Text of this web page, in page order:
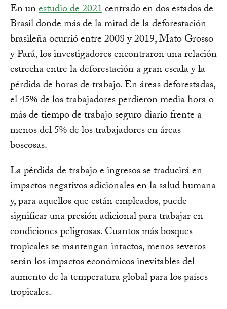
En unestudio de 2021centrado en dos estados de
Brasil donde más de la mitad de la deforestación
brasileña ocurrió entre 2008 y 2019, Mato Grosso
y Pará, los investigadores encontraron una relación
estrecha entre la deforestación a gran escala y la
pérdida de horas de trabajo. En áreas deforestadas,
el 45% de los trabajadores perdieron media hora o
más de tiempo de trabajo seguro diario frente a
menos del 5% de los trabajadores en áreas
boscosas.
La pérdida de trabajo e ingresos se traducirá en
impactos negativos adicionales en la salud humana
y, para aquellos que están empleados, puede
significar una presión adicional para trabajar en
condiciones peligrosas. Cuantos más bosques
tropicales se mantengan intactos, menos severos
serán los impactos económicos inevitables del
aumento de la temperatura global para los países
tropicales.